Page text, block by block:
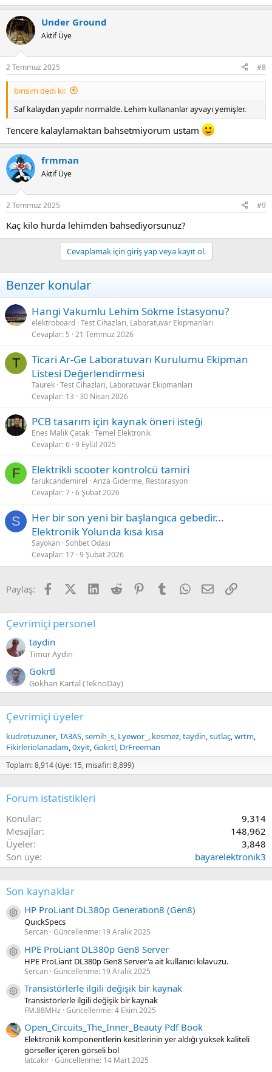
Under Ground
Aktif Üye
2 Temmuz 2025 #8
birisim dedi ki:
Saf kalaydan yapılır normalde. Lehim kullananlar ayvayı yemişler.
Tencere kalaylamaktan bahsetmiyorum ustam
frmman
Aktif Üye
2 Temmuz 2025 #9
Kaç kilo hurda lehimden bahsediyorsunuz?
Cevaplamak için giriş yap veya kayıt ol.
Benzer konular
Hangi Vakumlu Lehim Sökme İstasyonu?
elektroboard Test Cihazları, Laboratuvar Ekipmanları
Cevaplar 5 21 Temmuz 2026
T
Ticari Ar-Ge Laboratuvarı Kurulumu Ekipman
Listesi Değerlendirmesi
Taurek Test Cihazları, Laboratuvar Ekipmanları
Cevaplar 13 30 Nisan 2026
PCB tasarım için kaynak öneri isteği
Enes Malik Çatak Temel Elektronik
Cevaplar 6 9 Eylül 2025
F Elektrikli scooter kontrolcü tamiri
farukcandemirel Arıza Giderme, Restorasyon
Cevaplar 7 6 Şubat 2026
S
Her bir son yeni bir başlangıca gebedir...
Elektronik Yolunda kısa kısa
Sayokan Sohbet Odası
Cevaplar 17 9 Şubat 2026
Paylaş: FacebookX (Twitter)
LinkedIn
Reddit PinterestTumblrWhatsApp
E-postaLink
Çevrimiçi personel
taydin
Timur Aydın
Gokrtl
Gökhan Kartal (TeknoDay)
Çevrimiçi üyeler
kudretuzuner TA3AS semih_s Lyewor_ kesmez taydin sütlaç wrtm
Fikirleriolanadam 0xyit Gokrtl DrFreeman
Toplam: 8,914 (üye: 15, misafir: 8,899)
Forum istatistikleri
Konular
9,314
Mesajlar
148,962
Üyeler
3,848
Son üye
bayarelektronik3
Son kaynaklar
Kaynak ikon/amblem
HP ProLiant DL380p Generation8 (Gen8)
QuickSpecs
Sercan Güncellenme: 19 Aralık 2025
Kaynak ikon/amblem
HPE ProLiant DL380p Gen8 Server
HPE ProLiant DL380p Gen8 Server'a ait kullanıcı kılavuzu.
Sercan Güncellenme: 19 Aralık 2025
Kaynak ikon/amblem
Transistörlerle ilgili değişik bir kaynak
Transistörlerle ilgili değişik bir kaynak
FM.88MHz Güncellenme:4 Ekim 2025
Open_Circuits_The_Inner_Beauty Pdf Book
Elektronik komponentlerin kesitlerinin yer aldığı yüksek kaliteli
görseller içeren görseli bol
latcakir Güncellenme: 14 Mart 2025